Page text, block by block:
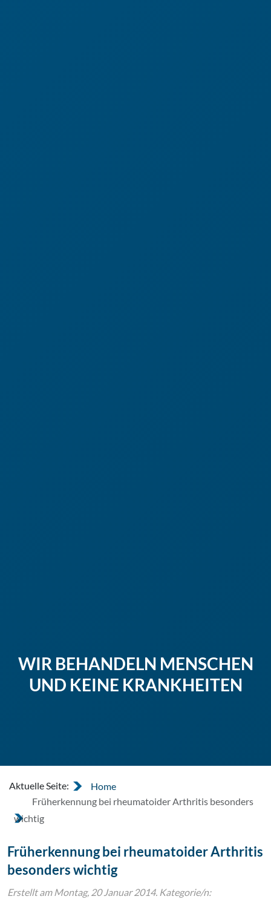
WIR BEHANDELN MENSCHEN
UND KEINE KRANKHEITEN
Aktuelle Seite:
Home
Früherkennung bei rheumatoider Arthritis besonders
wichtig
Früherkennung bei rheumatoider Arthritis
besonders wichtig
Erstellt am Montag, 20 Januar 2014. Kategorie/n: